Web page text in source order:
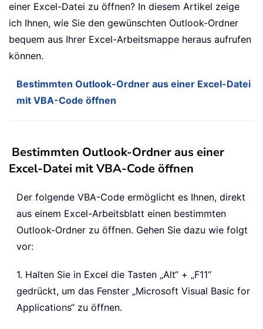
einer Excel-Datei zu öffnen? In diesem Artikel zeige
ich Ihnen, wie Sie den gewünschten Outlook-Ordner
bequem aus Ihrer Excel-Arbeitsmappe heraus aufrufen
können.
Bestimmten Outlook-Ordner aus einer Excel-Datei
mit VBA-Code öffnen
Bestimmten Outlook-Ordner aus einer
Excel-Datei mit VBA-Code öffnen
Der folgende VBA-Code ermöglicht es Ihnen, direkt
aus einem Excel-Arbeitsblatt einen bestimmten
Outlook-Ordner zu öffnen. Gehen Sie dazu wie folgt
vor:
1. Halten Sie in Excel die Tasten „Alt“ + „F11“
gedrückt, um das Fenster „Microsoft Visual Basic for
Applications“ zu öffnen.